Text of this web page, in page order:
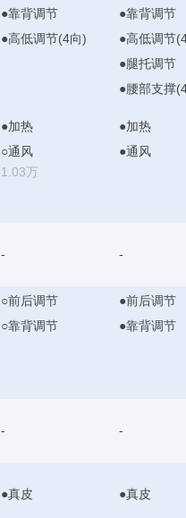
●靠背调节
●高低调节(4向)
●靠背调节
●高低调节
●腿托调节
●腰部支撑
●加热
○通风
1.03万
●加热
●通风
- -
○前后调节
○靠背调节
●前后调节
●靠背调节
- -
●真皮 ●真皮